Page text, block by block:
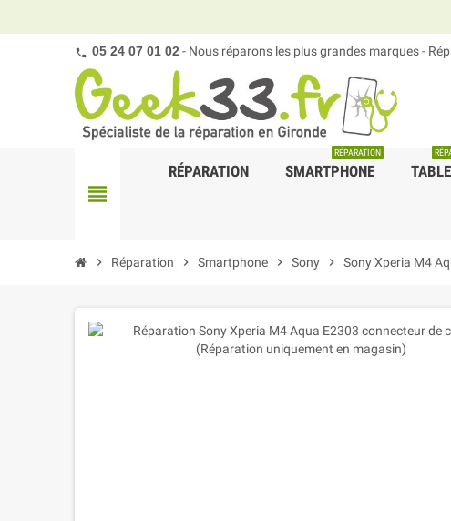
05 24 07 01 02- Nous réparons les plus grandes marques -
view_headline
RÉPARATION SMARTPHONE
RÉPARATION
chevron_right Réparation chevron_right Smartphone chevron_right Sony chevron_right Sony Xperia M4